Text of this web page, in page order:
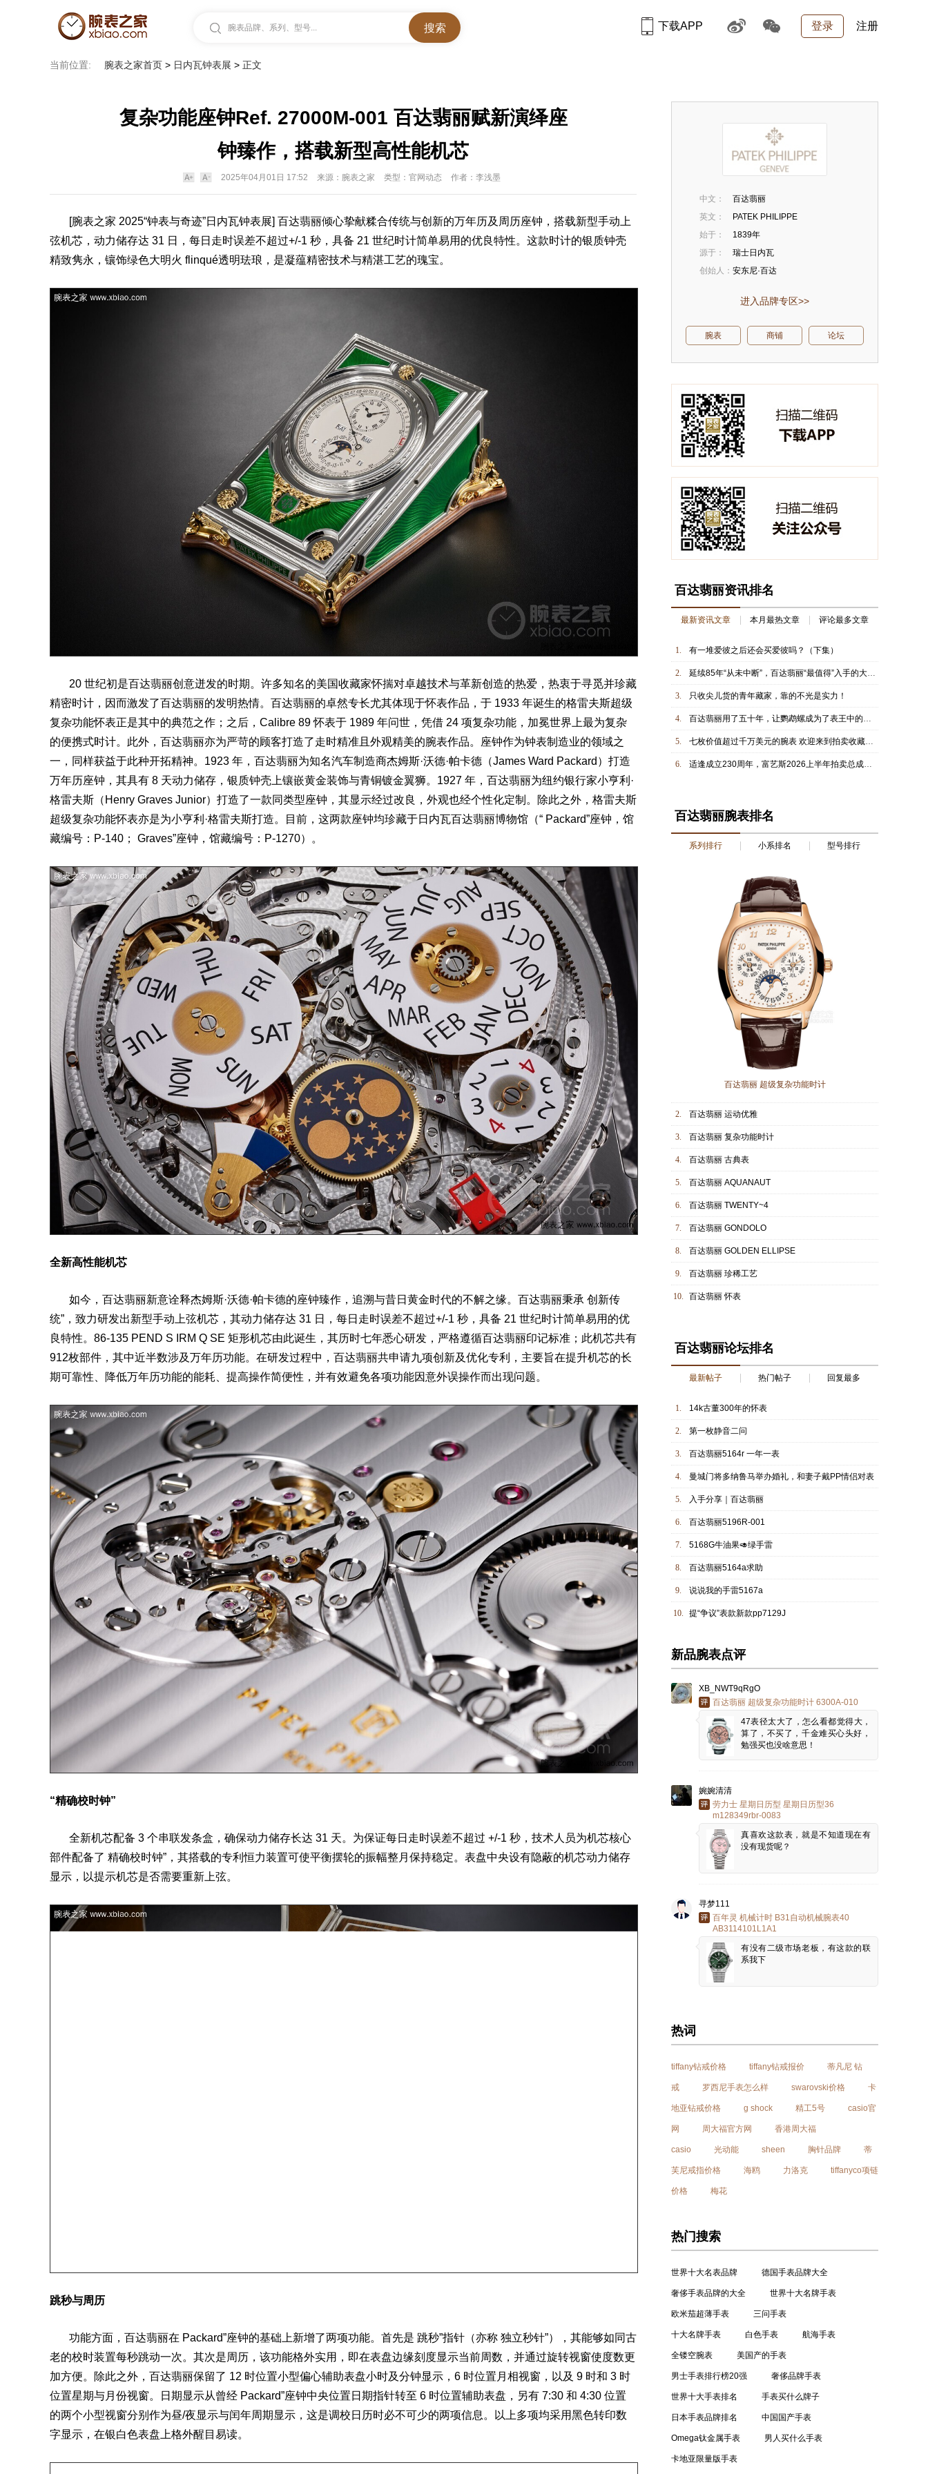
腕表品牌、系列、型号... 登录 注册
下载APP
当前位置: 腕表之家首页 > 日内瓦钟表展 > 正文
复杂功能座钟Ref. 27000M-001 百达翡丽赋新演绎座
钟臻作，搭载新型高性能机芯
2025年04月01日 17:52 来源：腕表之家 类型：官网动态 作者：李浅墨
[腕表之家 2025“钟表与奇迹”日内瓦钟表展] 百达翡丽倾心挚献糅合传统与创新的万年历及周历座钟，搭载新型手动上
弦机芯 ，动力储存达 31 日，每日走时误差不超过+/-1 秒，具备 21 世纪时计简单易用的优良特性。这款时计的银质钟壳
精致隽永，镶饰绿色大明火 flinqué透明珐琅，是凝蕴精密技术与精湛工艺的瑰宝。
20 世纪初是百达翡丽创意迸发的时期。许多知名的美国收藏家怀揣对卓越技术与革新创造的热爱，热衷于寻觅并珍藏
精密时计，因而激发了百达翡丽的发明热情。百达翡丽的卓然专长尤其体现于怀表作品，于 1933 年诞生的格雷夫斯超级
复杂功能怀表正是其中的典范之作；之后，Calibre 89 怀表于 1989 年问世，凭借 24 项复杂功能，加冕世界上最为复杂
的便携式时计。此外，百达翡丽亦为严苛的顾客打造了走时精准且外观精美的腕表作品。座钟作为钟表制造业的领域之
一，同样获益于此种开拓精神。1923 年，百达翡丽为知名汽车制造商杰姆斯·沃德·帕卡德（James Ward Packard）打造
万年历座钟，其具有 8 天动力储存，银质钟壳上镶嵌黄金装饰与青铜镀金翼狮。1927 年，百达翡丽为纽约银行家小亨利·
格雷夫斯（Henry Graves Junior）打造了一款同类型座钟，其显示经过改良，外观也经个性化定制。除此之外，格雷夫斯
超级复杂功能怀表亦是为小亨利·格雷夫斯打造。目前，这两款座钟均珍藏于日内瓦百达翡丽博物馆（“ Packard”座钟，馆
藏编号：P-140； Graves”座钟，馆藏编号：P-1270）。
全新高性能机芯
如今，百达翡丽新意诠释杰姆斯·沃德·帕卡德的座钟臻作，追溯与昔日黄金时代的不解之缘。百达翡丽秉承 创新传
统”，致力研发出新型手动上弦机芯，其动力储存达 31 日，每日走时误差不超过+/-1 秒，具备 21 世纪时计简单易用的优
良特性。86-135 PEND S IRM Q SE 矩形机芯由此诞生，其历时七年悉心研发，严格遵循百达翡丽印记标准；此机芯共有
912枚部件，其中近半数涉及万年历功能。在研发过程中，百达翡丽共申请九项创新及优化专利，主要旨在提升机芯的长
期可靠性、降低万年历功能的能耗、提高操作简便性，并有效避免各项功能因意外误操作而出现问题。
“精确校时钟”
全新机芯配备 3 个串联发条盒，确保动力储存长达 31 天。为保证每日走时误差不超过 +/-1 秒，技术人员为机芯核心
部件配备了 精确校时钟”，其搭载的专利恒力装置可使平衡摆轮的振幅整月保持稳定。表盘中央设有隐蔽的机芯动力储存
显示，以提示机芯是否需要重新上弦。
跳秒与周历
功能方面，百达翡丽在 Packard”座钟的基础上新增了两项功能。首先是 跳秒”指针（亦称 独立秒针”），其能够如同古
老的校时装置每秒跳动一次。其次是周历，该功能格外实用，即在表盘边缘刻度显示当前周数，并通过旋转视窗使度数更
加方便。除此之外，百达翡丽保留了 12 时位置小型偏心辅助表盘小时及分钟显示，6 时位置 月相视窗，以及 9 时和 3 时
位置星期与月份视窗。日期显示从曾经 Packard”座钟中央位置日期指针转至 6 时位置辅助表盘，另有 7:30 和 4:30 位置
的两个小型视窗分别作为昼/夜显示与闰年周期显示，这是调校日历时必不可少的两项信息。以上多项均采用黑色转印数
字显示，在银白色表盘上格外醒目易读。
中文：
百达翡丽
英文：
PATEK PHILIPPE
始于：
1839年
源于：
瑞士日内瓦
创始人： 安东尼·百达
进入品牌专区>>
腕表 商铺 论坛
百达翡丽资讯排名
最新资讯文章 本月最热文章 评论最多文章
1. 有一堆爱彼之后还会买爱彼吗？（下集）
2. 延续85年“从未中断”，百达翡丽“最值得”入手的大复杂表，是它
3. 只收尖儿货的青年藏家，靠的不光是实力！
4. 百达翡丽用了五十年，让鹦鹉螺成为了表王中的表王
5. 七枚价值超过千万美元的腕表 欢迎来到拍卖收藏新时代
6. 适逢成立230周年，富艺斯2026上半年拍卖总成交额逾5.07亿美元，全球成交率达90%，斩获多项世界拍卖纪录
百达翡丽腕表排名
系列排行 小系排名 型号排行
百达翡丽 超级复杂功能时计
2. 百达翡丽 运动优雅
3. 百达翡丽 复杂功能时计
4. 百达翡丽 古典表
5. 百达翡丽 AQUANAUT
6. 百达翡丽 TWENTY~4
7. 百达翡丽 GONDOLO
8. 百达翡丽 GOLDEN ELLIPSE
9. 百达翡丽 珍稀工艺
10. 百达翡丽 怀表
百达翡丽论坛排名
最新帖子 热门帖子 回复最多
1. 14k古董300年的怀表
2. 第一枚静音二问
3. 百达翡丽5164r 一年一表
4. 曼城门将多纳鲁马举办婚礼，和妻子戴PP情侣对表
5. 入手分享｜百达翡丽
6. 百达翡丽5196R-001
7. 5168G牛油果🥑绿手雷
8. 百达翡丽5164a求助
9. 说说我的手雷5167a
10. 提“争议”表款新款pp7129J
新品腕表点评
XB_NWT9qRgO
评
百达翡丽 超级复杂功能时计 6300A-010
47表径太大了，怎么看都觉得大，
算了，不买了，千金难买心头好，
勉强买也没啥意思！
婉婉清清
劳力士 星期日历型 星期日历型36
m128349rbr-0083
真喜欢这款表，就是不知道现在有
没有现货呢？
寻梦111
评
百年灵 机械计时 B31自动机械腕表40
AB3114101L1A1
有没有二级市场老板，有这款的联
系我下
热词
tiffany钻戒价格 tiffany钻戒报价 蒂凡尼 钻
戒 罗西尼手表怎么样 swarovski价格 卡
地亚钻戒价格 g shock 精工5号 casio官
网 周大福官方网 香港周大福
casio 光动能 sheen 胸针品牌 蒂
芙尼戒指价格 海鸥 力洛克 tiffanyco项链
价格 梅花
热门搜索
世界十大名表品牌 德国手表品牌大全
奢侈手表品牌的大全 世界十大名牌手表
欧米茄超薄手表 三问手表
十大名牌手表 白色手表 航海手表
全镂空腕表 美国产的手表
男士手表排行榜20强 奢侈品牌手表
世界十大手表排名 手表买什么牌子
日本手表品牌排名 中国国产手表
Omega钛金属手表 男人买什么手表
卡地亚限量版手表